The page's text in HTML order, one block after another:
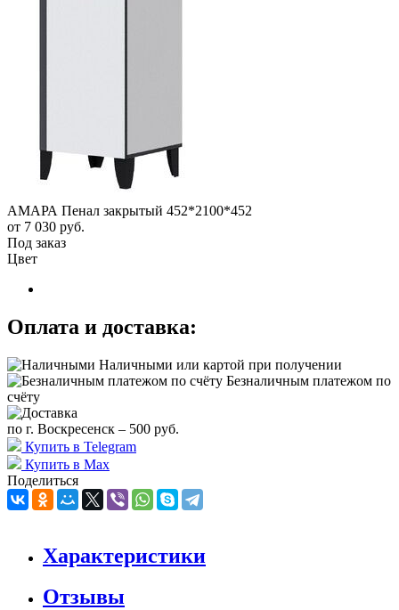
АМАРА Пенал закрытый 452*2100*452
от 7 030 руб.
Под заказ
Цвет
Оплата и доставка:
Наличными или картой при получении
Безналичным платежом по
счёту
по г. Воскресенск – 500 руб.
Купить в Telegram
Купить в Max
Поделиться
Характеристики
Отзывы